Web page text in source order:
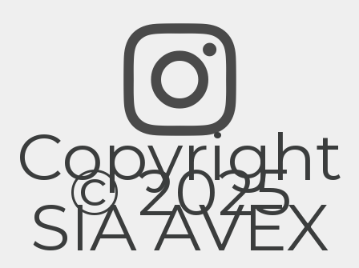
Copyright
© 2025
SIA AVEX